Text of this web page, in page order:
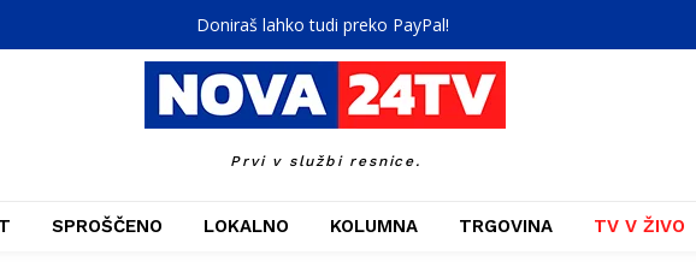
Doniraš lahko tudi preko PayPal!
Prvi v službi resnice.
SPROŠČENO LOKALNO KOLUMNA TRGOVINA TV V ŽIVO